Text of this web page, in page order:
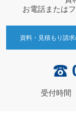
お電話または
資料・見積もり請
受付時間